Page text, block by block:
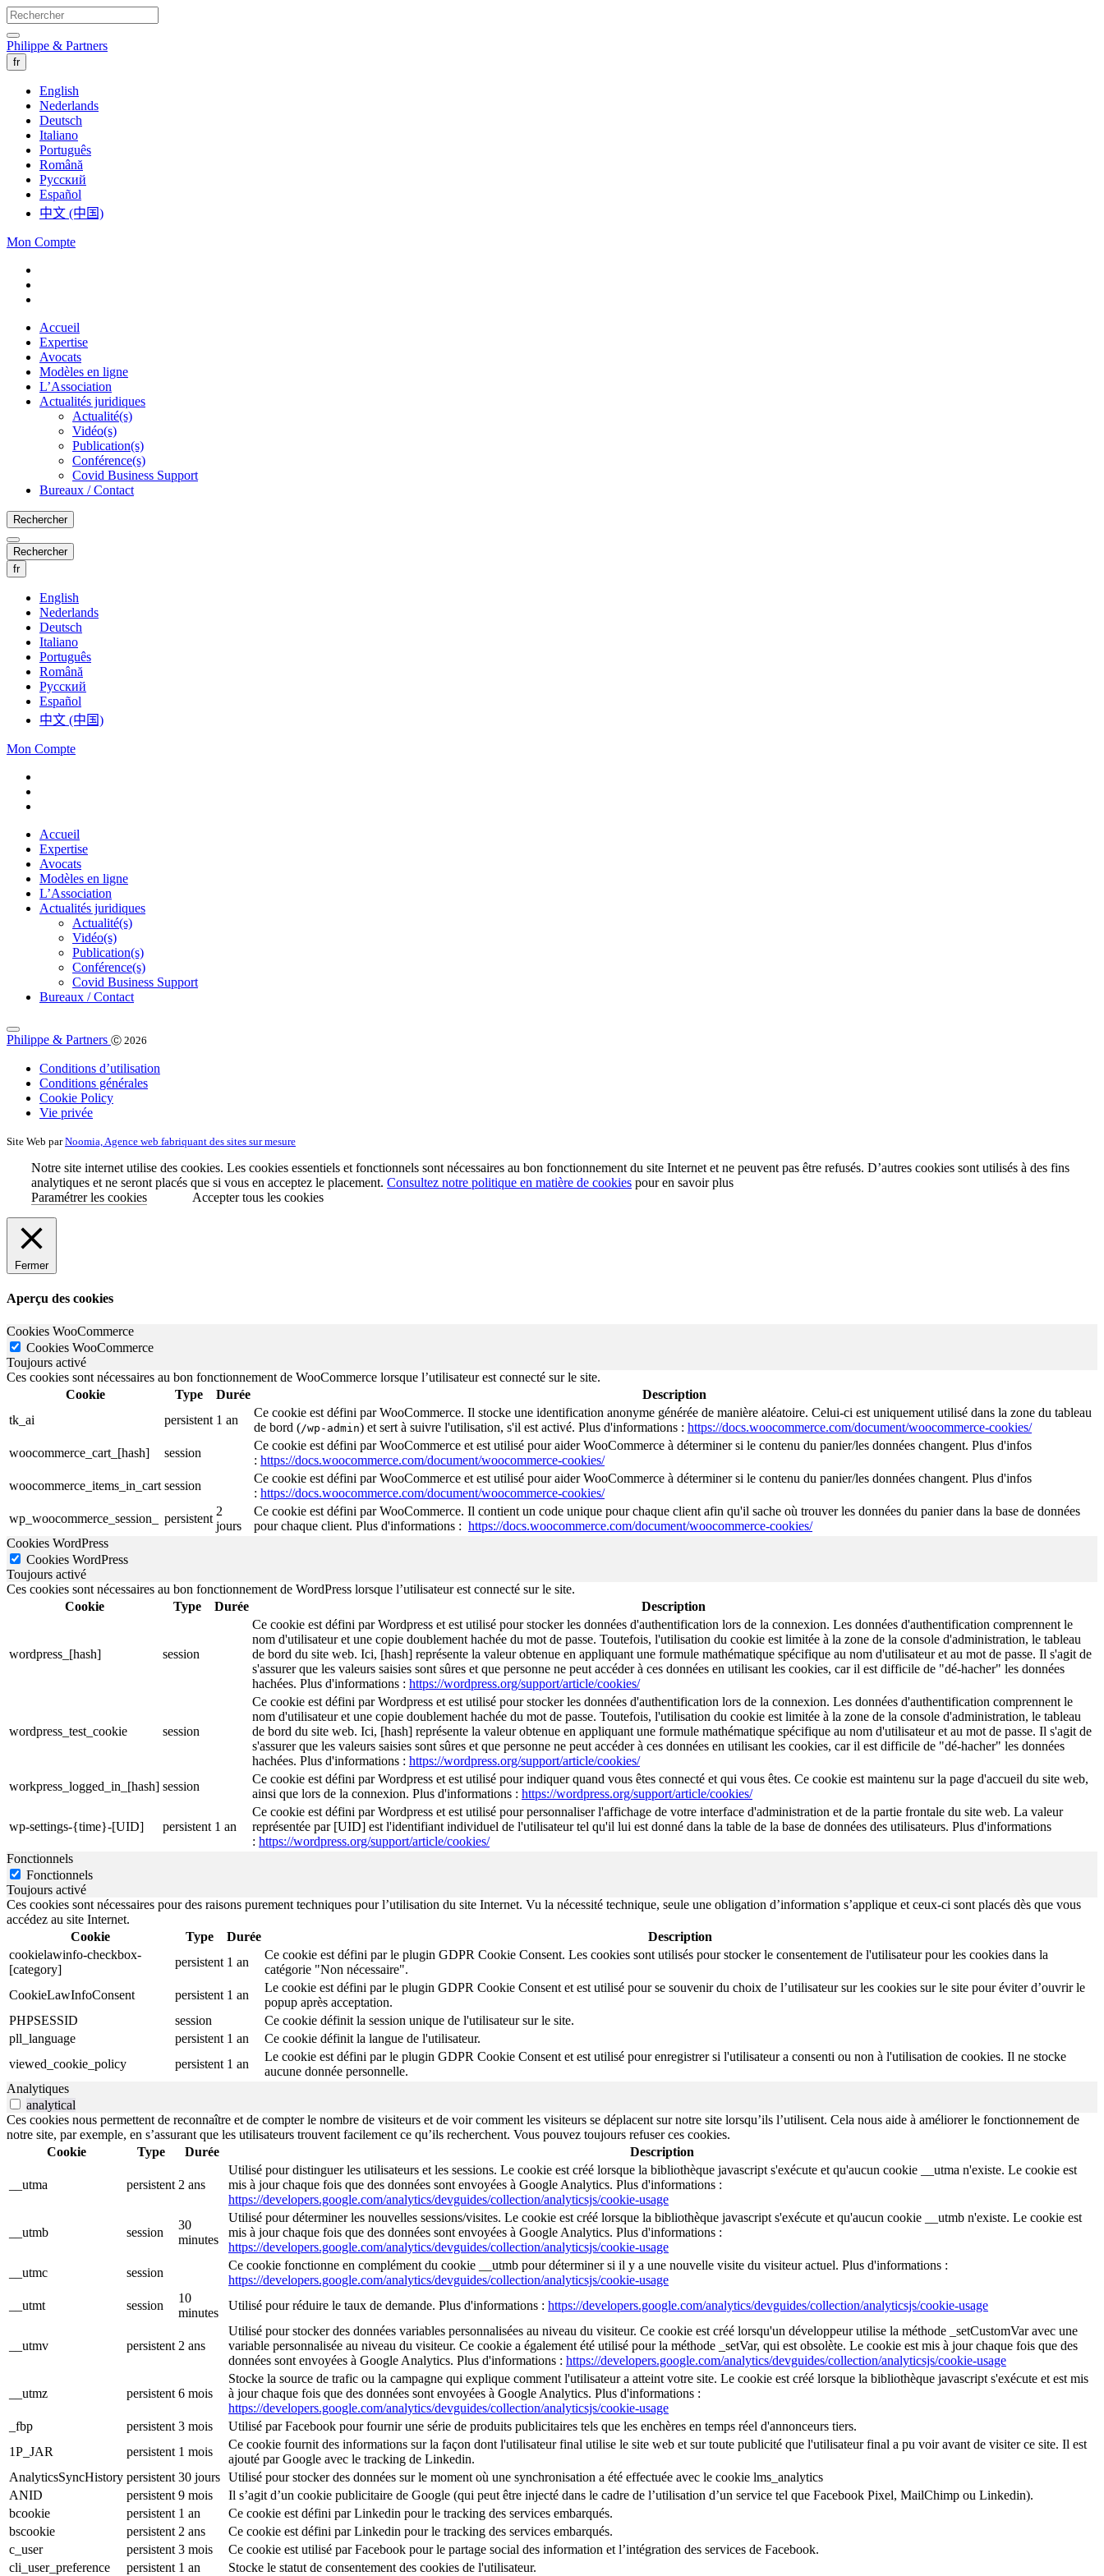
Philippe & Partners
fr
English
Nederlands
Deutsch
Italiano
Português
Română
Русский
Español
中文 (中国)
Mon Compte
Accueil
Expertise
Avocats
Modèles en ligne
L’Association
Actualités juridiques
Actualité(s)
Vidéo(s)
Publication(s)
Conférence(s)
Covid Business Support
Bureaux / Contact
Rechercher
Rechercher
fr
English
Nederlands
Deutsch
Italiano
Português
Română
Русский
Español
中文 (中国)
Mon Compte
Accueil
Expertise
Avocats
Modèles en ligne
L’Association
Actualités juridiques
Actualité(s)
Vidéo(s)
Publication(s)
Conférence(s)
Covid Business Support
Bureaux / Contact
Philippe & Partners Ⓒ 2026
Conditions d’utilisation
Conditions générales
Cookie Policy
Vie privée
Site Web parNoomia, Agence web fabriquant des sites sur mesure
Notre site internet utilise des cookies. Les cookies essentiels et fonctionnels sont nécessaires au bon fonctionnement du site Internet et ne peuvent pas être refusés. D’autres cookies sont utilisés à des fins
analytiques et ne seront placés que si vous en acceptez le placement. Consultez notre politique en matière de cookies pour en savoir plus
Paramétrer les cookies
Accepter tous les cookies
Fermer
Aperçu des cookies
Cookies WooCommerce
Cookies WooCommerce
Toujours activé
Ces cookies sont nécessaires au bon fonctionnement de WooCommerce lorsque l’utilisateur est connecté sur le site.
Cookie
Type Durée
Description
tk_ai
persistent 1 an
Ce cookie est défini par WooCommerce. Il stocke une identification anonyme générée de manière aléatoire. Celui-ci est uniquement utilisé dans la zone du tableau
de bord (/wp-admin) et sert à suivre l'utilisation, s'il est activé. Plus d'informations : https://docs.woocommerce.com/document/woocommerce-cookies/
woocommerce_cart_[hash]
session
Ce cookie est défini par WooCommerce et est utilisé pour aider WooCommerce à déterminer si le contenu du panier/les données changent. Plus d'infos
: https://docs.woocommerce.com/document/woocommerce-cookies/
woocommerce_items_in_cart session
Ce cookie est défini par WooCommerce et est utilisé pour aider WooCommerce à déterminer si le contenu du panier/les données changent. Plus d'infos
: https://docs.woocommerce.com/document/woocommerce-cookies/
wp_woocommerce_session_
persistent
2
jours
Ce cookie est défini par WooCommerce. Il contient un code unique pour chaque client afin qu'il sache où trouver les données du panier dans la base de données
pour chaque client. Plus d'informations : https://docs.woocommerce.com/document/woocommerce-cookies/
Cookies WordPress
Cookies WordPress
Toujours activé
Ces cookies sont nécessaires au bon fonctionnement de WordPress lorsque l’utilisateur est connecté sur le site.
Cookie
Type Durée Description
wordpress_[hash] session
Ce cookie est défini par Wordpress et est utilisé pour stocker les données d'authentification lors de la connexion. Les données d'authentification comprennent le
nom d'utilisateur et une copie doublement hachée du mot de passe. Toutefois, l'utilisation du cookie est limitée à la zone de la console d'administration, le tableau
de bord du site web. Ici, [hash] représente la valeur obtenue en appliquant une formule mathématique spécifique au nom d'utilisateur et au mot de passe. Il s'agit de
s'assurer que les valeurs saisies sont sûres et que personne ne peut accéder à ces données en utilisant les cookies, car il est difficile de "dé-hacher" les données
hachées. Plus d'informations : https://wordpress.org/support/article/cookies/
wordpress_test_cookie session
Ce cookie est défini par Wordpress et est utilisé pour stocker les données d'authentification lors de la connexion. Les données d'authentification comprennent le
nom d'utilisateur et une copie doublement hachée du mot de passe. Toutefois, l'utilisation du cookie est limitée à la zone de la console d'administration, le tableau
de bord du site web. Ici, [hash] représente la valeur obtenue en appliquant une formule mathématique spécifique au nom d'utilisateur et au mot de passe. Il s'agit de
s'assurer que les valeurs saisies sont sûres et que personne ne peut accéder à ces données en utilisant les cookies, car il est difficile de "dé-hacher" les données
hachées. Plus d'informations : https://wordpress.org/support/article/cookies/
workpress_logged_in_[hash] session
Ce cookie est défini par Wordpress et est utilisé pour indiquer quand vous êtes connecté et qui vous êtes. Ce cookie est maintenu sur la page d'accueil du site web,
ainsi que lors de la connexion. Plus d'informations : https://wordpress.org/support/article/cookies/
wp-settings-{time}-[UID] persistent 1 an
Ce cookie est défini par Wordpress et est utilisé pour personnaliser l'affichage de votre interface d'administration et de la partie frontale du site web. La valeur
représentée par [UID] est l'identifiant individuel de l'utilisateur tel qu'il lui est donné dans la table de la base de données des utilisateurs. Plus d'informations
: https://wordpress.org/support/article/cookies/
Fonctionnels
Fonctionnels
Toujours activé
Ces cookies sont nécessaires pour des raisons purement techniques pour l’utilisation du site Internet. Vu la nécessité technique, seule une obligation d’information s’applique et ceux-ci sont placés dès que vous
accédez au site Internet.
Cookie
Type Durée
Description
cookielawinfo-checkbox-
[category]
persistent 1 an
Ce cookie est défini par le plugin GDPR Cookie Consent. Les cookies sont utilisés pour stocker le consentement de l'utilisateur pour les cookies dans la
catégorie "Non nécessaire".
CookieLawInfoConsent
persistent 1 an
Le cookie est défini par le plugin GDPR Cookie Consent et est utilisé pour se souvenir du choix de l’utilisateur sur les cookies sur le site pour éviter d’ouvrir le
popup après acceptation.
PHPSESSID
session
Ce cookie définit la session unique de l'utilisateur sur le site.
pll_language
persistent 1 an
Ce cookie définit la langue de l'utilisateur.
viewed_cookie_policy
persistent 1 an
Le cookie est défini par le plugin GDPR Cookie Consent et est utilisé pour enregistrer si l'utilisateur a consenti ou non à l'utilisation de cookies. Il ne stocke
aucune donnée personnelle.
Analytiques
analytical
Ces cookies nous permettent de reconnaître et de compter le nombre de visiteurs et de voir comment les visiteurs se déplacent sur notre site lorsqu’ils l’utilisent. Cela nous aide à améliorer le fonctionnement de
notre site, par exemple, en s’assurant que les utilisateurs trouvent facilement ce qu’ils recherchent. Vous pouvez toujours refuser ces cookies.
Cookie
Type Durée Description
__utma persistent 2 ans
Utilisé pour distinguer les utilisateurs et les sessions. Le cookie est créé lorsque la bibliothèque javascript s'exécute et qu'aucun cookie __utma n'existe. Le cookie est
mis à jour chaque fois que des données sont envoyées à Google Analytics. Plus d'informations :
https://developers.google.com/analytics/devguides/collection/analyticsjs/cookie-usage
__utmb session
30
minutes
Utilisé pour déterminer les nouvelles sessions/visites. Le cookie est créé lorsque la bibliothèque javascript s'exécute et qu'aucun cookie __utmb n'existe. Le cookie est
mis à jour chaque fois que des données sont envoyées à Google Analytics. Plus d'informations :
https://developers.google.com/analytics/devguides/collection/analyticsjs/cookie-usage
__utmc
session
Ce cookie fonctionne en complément du cookie __utmb pour déterminer si il y a une nouvelle visite du visiteur actuel. Plus d'informations :
https://developers.google.com/analytics/devguides/collection/analyticsjs/cookie-usage
__utmt
session
10
minutes
Utilisé pour réduire le taux de demande. Plus d'informations : https://developers.google.com/analytics/devguides/collection/analyticsjs/cookie-usage
__utmv persistent 2 ans
Utilisé pour stocker des données variables personnalisées au niveau du visiteur. Ce cookie est créé lorsqu'un développeur utilise la méthode _setCustomVar avec une
variable personnalisée au niveau du visiteur. Ce cookie a également été utilisé pour la méthode _setVar, qui est obsolète. Le cookie est mis à jour chaque fois que des
données sont envoyées à Google Analytics. Plus d'informations : https://developers.google.com/analytics/devguides/collection/analyticsjs/cookie-usage
__utmz persistent 6 mois
Stocke la source de trafic ou la campagne qui explique comment l'utilisateur a atteint votre site. Le cookie est créé lorsque la bibliothèque javascript s'exécute et est mis
à jour chaque fois que des données sont envoyées à Google Analytics. Plus d'informations :
https://developers.google.com/analytics/devguides/collection/analyticsjs/cookie-usage
_fbp
persistent 3 mois
Utilisé par Facebook pour fournir une série de produits publicitaires tels que les enchères en temps réel d'annonceurs tiers.
1P_JAR
persistent 1 mois
Ce cookie fournit des informations sur la façon dont l'utilisateur final utilise le site web et sur toute publicité que l'utilisateur final a pu voir avant de visiter ce site. Il est
ajouté par Google avec le tracking de Linkedin.
AnalyticsSyncHistory persistent 30 jours Utilisé pour stocker des données sur le moment où une synchronisation a été effectuée avec le cookie lms_analytics
ANID
persistent 9 mois
Il s’agit d’un cookie publicitaire de Google (qui peut être injecté dans le cadre de l’utilisation d’un service tel que Facebook Pixel, MailChimp ou Linkedin).
bcookie
persistent 1 an
Ce cookie est défini par Linkedin pour le tracking des services embarqués.
bscookie
persistent 2 ans
Ce cookie est défini par Linkedin pour le tracking des services embarqués.
c_user
persistent 3 mois
Ce cookie est utilisé par Facebook pour le partage social des information et l’intégration des services de Facebook.
cli_user_preference
persistent 1 an Stocke le statut de consentement des cookies de l'utilisateur.